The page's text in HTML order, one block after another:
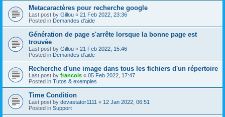
Metacaractères pour recherche google
Last post by Gillou « 21 Feb 2022, 23:36
Posted in Demandes d'aide
Génération de page s'arrête lorsque la bonne page est
trouvée
Last post by Gillou « 21 Feb 2022, 15:46
Posted in Demandes d'aide
Recherche d'une image dans tous les fichiers d'un répertoire
Last post by francois « 05 Feb 2022, 17:47
Posted in Tutos & exemples
Time Condition
Last post by devastator1111 « 12 Jan 2022, 06:51
Posted in Support